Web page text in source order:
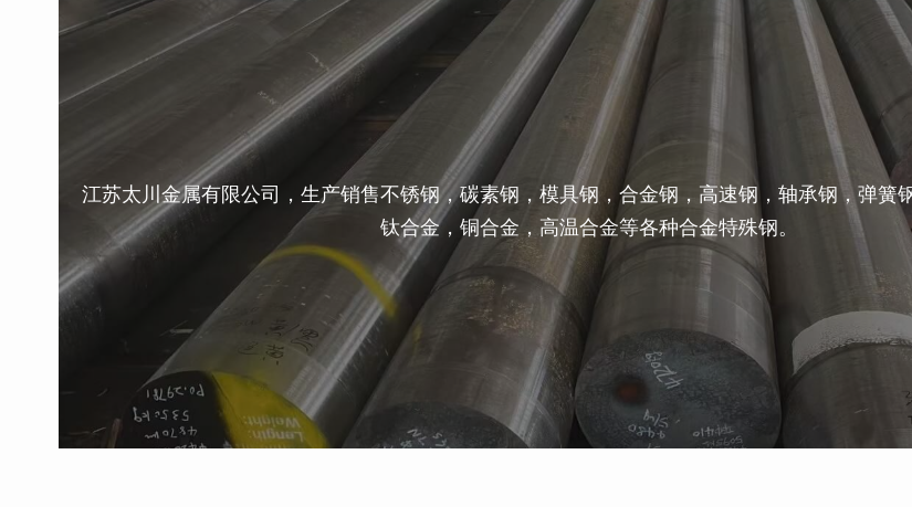
江苏太川金属有限公司，生产销售不锈钢，碳素钢，模具钢，合金钢，高速钢，轴承钢，弹簧
钛合金，铜合金，高温合金等各种合金特殊钢。